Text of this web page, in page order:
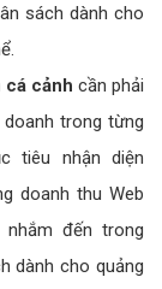
sách dành cho
cá cảnh cần phải
trong từng
tiêu nhận diện
doanh thu Web
đến trong
dành cho quảng